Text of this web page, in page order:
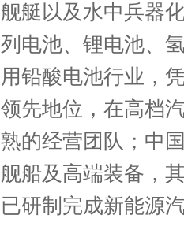
舰艇以及水中兵器
列电池、锂电池、
用铅酸电池行业，
领先地位，在高档
熟的经营团队；中
舰船及高端装备，
已研制完成新能源